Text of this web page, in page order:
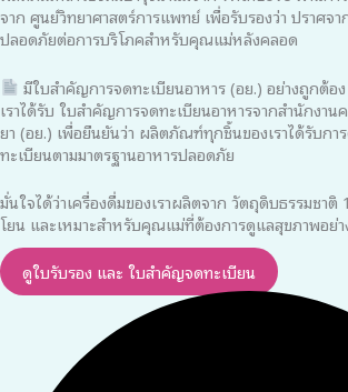
จาก ศูนย์วิทยาศาสตร์การแพทย์ เพื่อรับรองว่า ปราศจ
ปลอดภัยต่อการบริโภคสำหรับคุณแม่หลังคลอด
มีใบสำคัญการจดทะเบียนอาหาร (อย.) อย่างถูกต้อง
เราได้รับ ใบสำคัญการจดทะเบียนอาหารจากสำนักงา
ยา (อย.) เพื่อยืนยันว่า ผลิตภัณฑ์ทุกชิ้นของเราได้รับกา
ทะเบียนตามมาตรฐานอาหารปลอดภัย
มั่นใจได้ว่าเครื่องดื่มของเราผลิตจาก วัตถุดิบธรรมชา
โยน และเหมาะสำหรับคุณแม่ที่ต้องการดูแลสุขภาพอย่า
ดูใบรับรอง และ ใบสำคัญจดทะเบียน